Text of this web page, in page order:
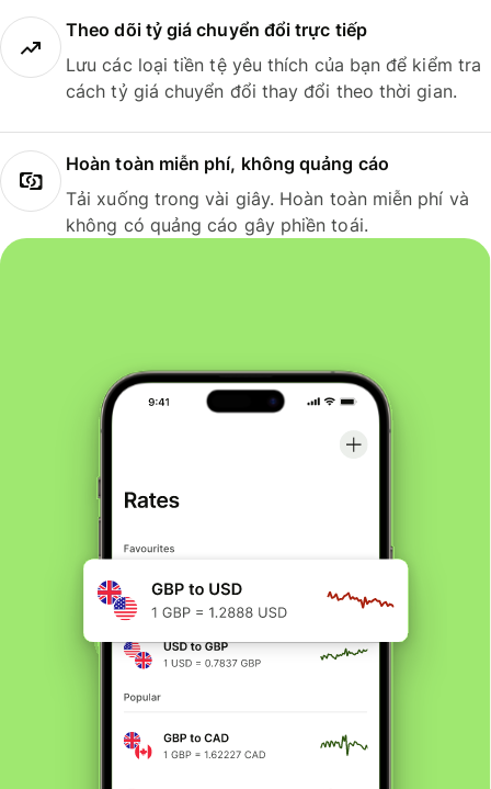
Theo dõi tỷ giá chuyển đổi trực tiếp
Lưu các loại tiền tệ yêu thích của bạn để kiểm tra
cách tỷ giá chuyển đổi thay đổi theo thời gian.
Hoàn toàn miễn phí, không quảng cáo
Tải xuống trong vài giây. Hoàn toàn miễn phí và
không có quảng cáo gây phiền toái.